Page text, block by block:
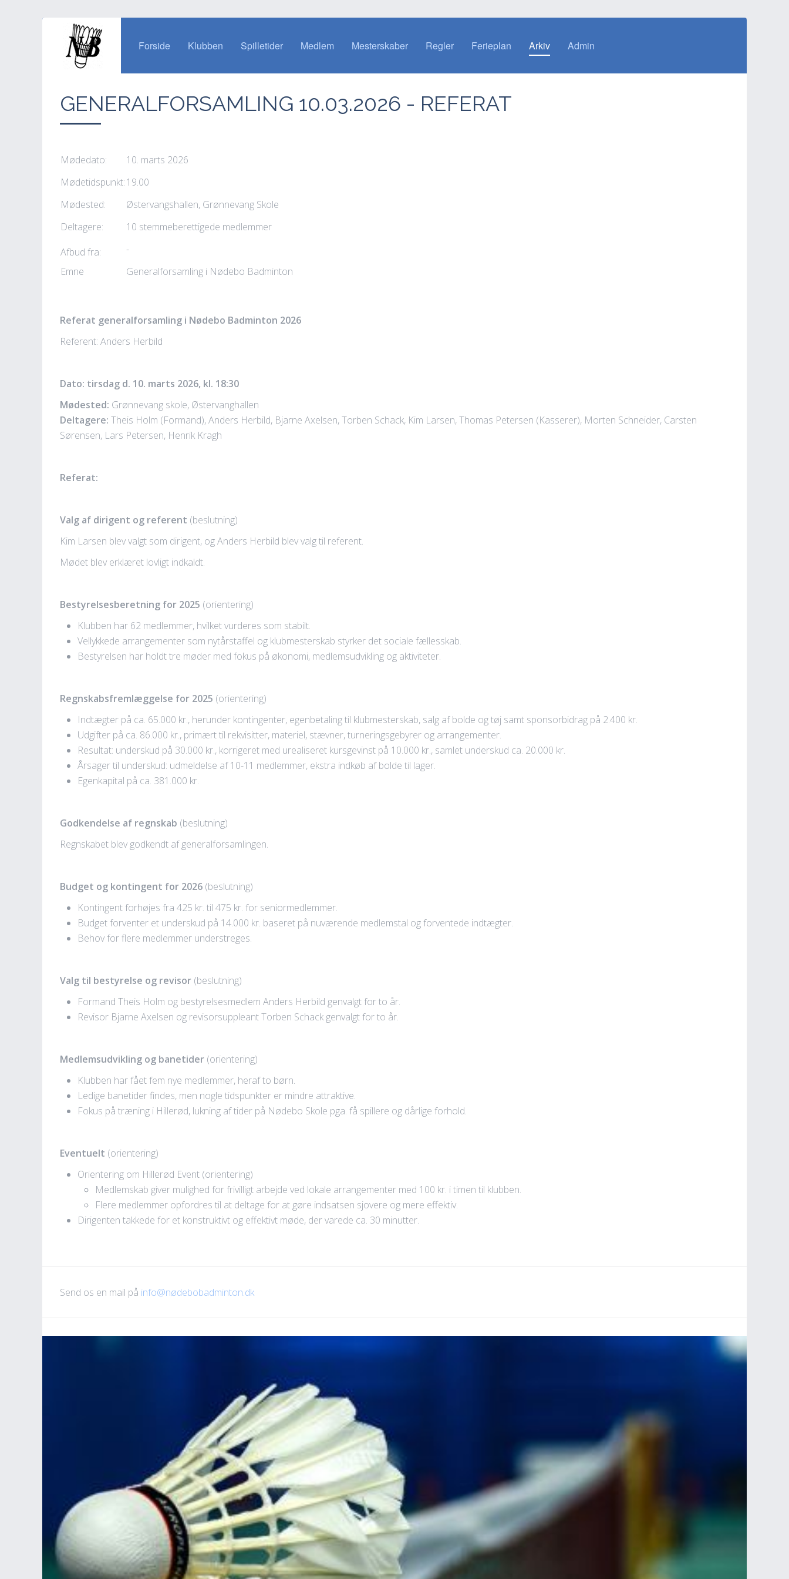
Forside Klubben Spilletider Medlem Mesterskaber Regler Ferieplan Arkiv Admin
GENERALFORSAMLING 10.03.2026 - REFERAT
Mødedato:
10. marts 2026
Mødetidspunkt:19.00
Mødested:
Østervangshallen, Grønnevang Skole
Deltagere:
10 stemmeberettigede medlemmer
Afbud fra:
-
Emne
Generalforsamling i Nødebo Badminton
Referat generalforsamling i Nødebo Badminton 2026
Referent: Anders Herbild
Dato: tirsdag d. 10. marts 2026, kl. 18:30
Mødested: Grønnevang skole, Østervanghallen
Deltagere: Theis Holm (Formand), Anders Herbild, Bjarne Axelsen, Torben Schack, Kim Larsen, Thomas Petersen (Kasserer), Morten Schneider, Carsten
Sørensen, Lars Petersen, Henrik Kragh
Referat:
Valg af dirigent og referent (beslutning)
Kim Larsen blev valgt som dirigent, og Anders Herbild blev valg til referent.
Mødet blev erklæret lovligt indkaldt.
Bestyrelsesberetning for 2025 (orientering)
Klubben har 62 medlemmer, hvilket vurderes som stabilt.
Vellykkede arrangementer som nytårstaffel og klubmesterskab styrker det sociale fællesskab.
Bestyrelsen har holdt tre møder med fokus på økonomi, medlemsudvikling og aktiviteter.
Regnskabsfremlæggelse for 2025 (orientering)
Indtægter på ca. 65.000 kr., herunder kontingenter, egenbetaling til klubmesterskab, salg af bolde og tøj samt sponsorbidrag på 2.400 kr.
Udgifter på ca. 86.000 kr., primært til rekvisitter, materiel, stævner, turneringsgebyrer og arrangementer.
Resultat: underskud på 30.000 kr., korrigeret med urealiseret kursgevinst på 10.000 kr., samlet underskud ca. 20.000 kr.
Årsager til underskud: udmeldelse af 10-11 medlemmer, ekstra indkøb af bolde til lager.
Egenkapital på ca. 381.000 kr.
Godkendelse af regnskab (beslutning)
Regnskabet blev godkendt af generalforsamlingen.
Budget og kontingent for 2026 (beslutning)
Kontingent forhøjes fra 425 kr. til 475 kr. for seniormedlemmer.
Budget forventer et underskud på 14.000 kr. baseret på nuværende medlemstal og forventede indtægter.
Behov for flere medlemmer understreges.
Valg til bestyrelse og revisor (beslutning)
Formand Theis Holm og bestyrelsesmedlem Anders Herbild genvalgt for to år.
Revisor Bjarne Axelsen og revisorsuppleant Torben Schack genvalgt for to år.
Medlemsudvikling og banetider (orientering)
Klubben har fået fem nye medlemmer, heraf to børn.
Ledige banetider findes, men nogle tidspunkter er mindre attraktive.
Fokus på træning i Hillerød, lukning af tider på Nødebo Skole pga. få spillere og dårlige forhold.
Eventuelt (orientering)
Orientering om Hillerød Event (orientering)
Medlemskab giver mulighed for frivilligt arbejde ved lokale arrangementer med 100 kr. i timen til klubben.
Flere medlemmer opfordres til at deltage for at gøre indsatsen sjovere og mere effektiv.
Dirigenten takkede for et konstruktivt og effektivt møde, der varede ca. 30 minutter.
Send os en mail på info@nødebobadminton.dk